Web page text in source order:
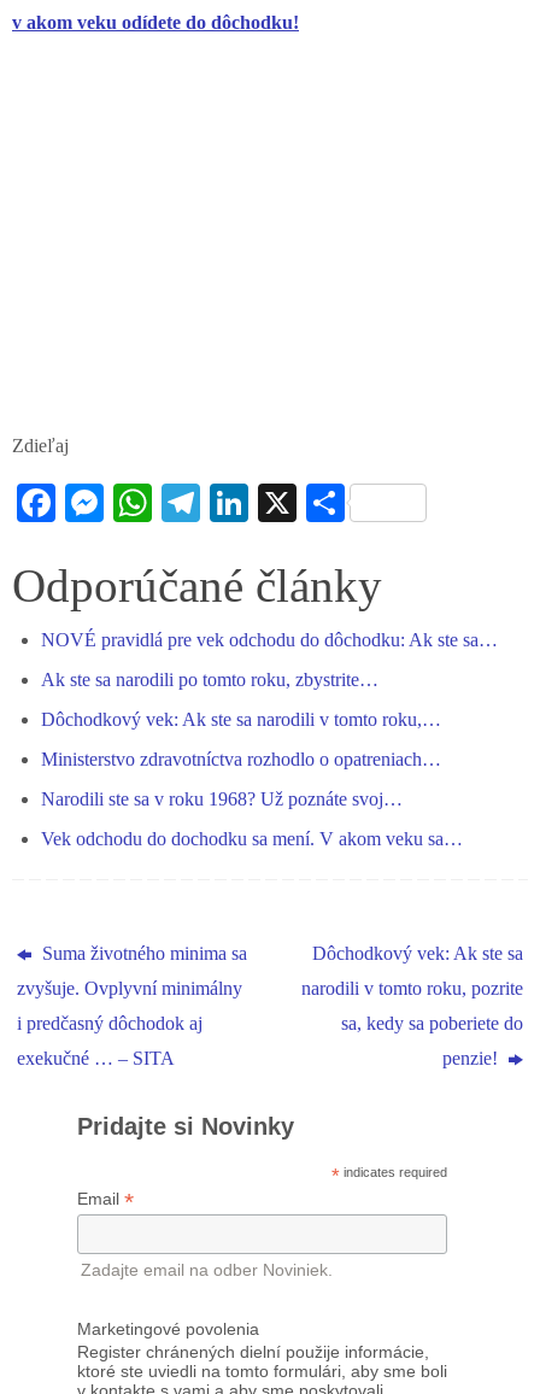
v akom veku odídete do dôchodku!
Zdieľaj
Fa
bo
ok
M
se
er
W
ts
pp
Te
gr
m
Li
ed
X S
re
Odporúčané články
NOVÉ pravidlá pre vek odchodu do dôchodku: Ak ste sa…
Ak ste sa narodili po tomto roku, zbystrite…
Dôchodkový vek: Ak ste sa narodili v tomto roku,…
Ministerstvo zdravotníctva rozhodlo o opatreniach…
Narodili ste sa v roku 1968? Už poznáte svoj…
Vek odchodu do dochodku sa mení. V akom veku sa…
Suma životného minima sa
zvyšuje. Ovplyvní minimálny
i predčasný dôchodok aj
exekučné … – SITA
Dôchodkový vek: Ak ste sa
narodili v tomto roku, pozrite
sa, kedy sa poberiete do
penzie!
Pridajte si Novinky
* indicates required
Email *
Zadajte email na odber Noviniek.
Marketingové povolenia
Register chránených dielní použije informácie,
ktoré ste uviedli na tomto formulári, aby sme boli